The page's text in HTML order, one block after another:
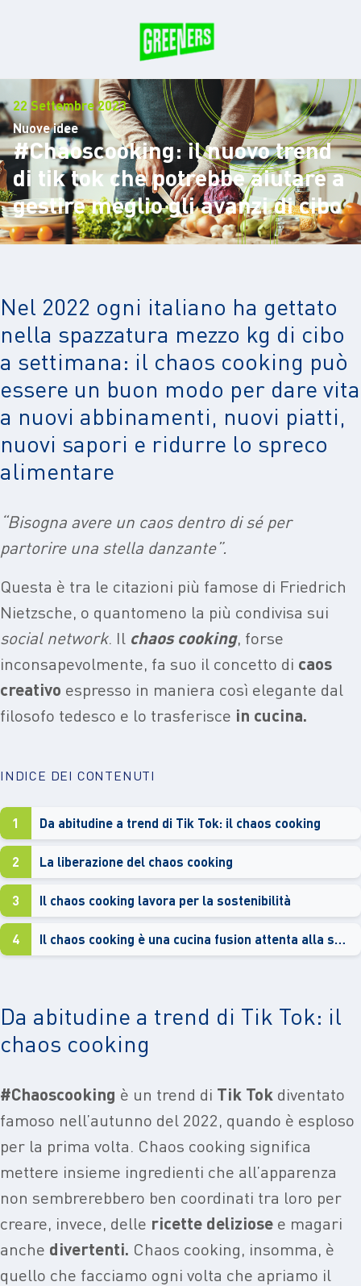
22 Settembre 2023
Nuove idee
#Chaoscooking: il nuovo trend
di tik tok che potrebbe aiutare a
gestire meglio gli avanzi di cibo
Nel 2022 ogni italiano ha gettato
nella spazzatura mezzo kg di cibo
a settimana: il chaos cooking può
essere un buon modo per dare vita
a nuovi abbinamenti, nuovi piatti,
nuovi sapori e ridurre lo spreco
alimentare
“Bisogna avere un caos dentro di sé per
partorire una stella danzante”.
Questa è tra le citazioni più famose di Friedrich
Nietzsche, o quantomeno la più condivisa sui
social network. Il chaos cooking, forse
inconsapevolmente, fa suo il concetto di caos
creativo espresso in maniera così elegante dal
filosofo tedesco e lo trasferisce in cucina.
INDICE DEI CONTENUTI
1 Da abitudine a trend di Tik Tok: il chaos cooking
2 La liberazione del chaos cooking
3 Il chaos cooking lavora per la sostenibilità
4 Il chaos cooking è una cucina fusion attenta alla sostenibilità
Da abitudine a trend di Tik Tok: il
chaos cooking
#Chaoscooking è un trend di Tik Tok diventato
famoso nell’autunno del 2022, quando è esploso
per la prima volta. Chaos cooking significa
mettere insieme ingredienti che all’apparenza
non sembrerebbero ben coordinati tra loro per
creare, invece, delle ricette deliziose e magari
anche divertenti. Chaos cooking, insomma, è
quello che facciamo ogni volta che apriamo il